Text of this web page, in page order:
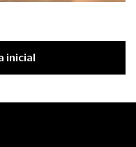
inicial